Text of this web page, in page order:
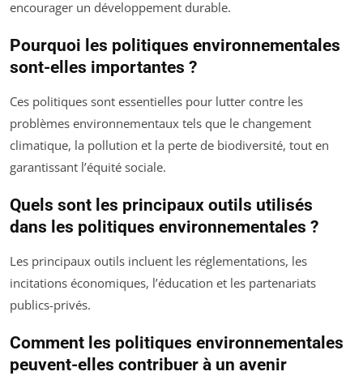
encourager un développement durable.
Pourquoi les politiques environnementales
sont-elles importantes ?
Ces politiques sont essentielles pour lutter contre les
problèmes environnementaux tels que le changement
climatique, la pollution et la perte de biodiversité, tout en
garantissant l’équité sociale.
Quels sont les principaux outils utilisés
dans les politiques environnementales ?
Les principaux outils incluent les réglementations, les
incitations économiques, l’éducation et les partenariats
publics-privés.
Comment les politiques environnementales
peuvent-elles contribuer à un avenir